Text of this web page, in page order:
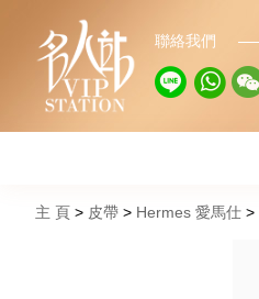
聯絡我們
主 頁 皮帶 Hermes 愛馬仕